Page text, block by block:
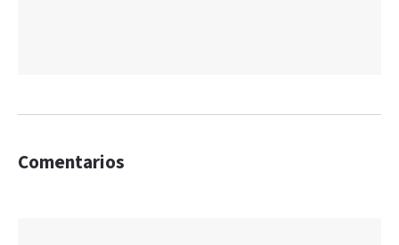
Comentarios